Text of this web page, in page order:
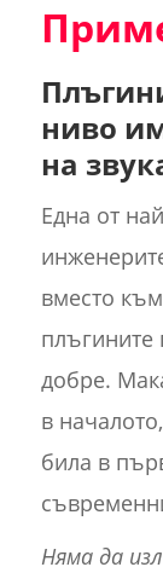
ниво
на
Една от
вместо
плъгините
добре.
в
била в
Няма да